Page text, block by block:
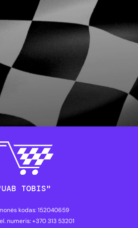
TOBIS"
kodas: 152040659
numeris: +370 313 53201